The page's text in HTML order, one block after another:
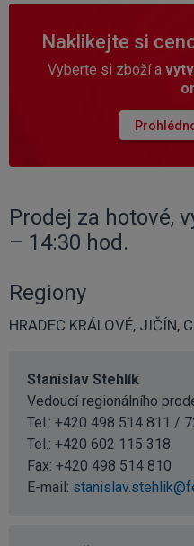
Naklikejte si
Vyberte si zboží a
Prodej za hotové,
– 14:30 hod.
Regiony
HRADEC KRÁLOVÉ, JIČÍN,
Stanislav Stehlík
Vedoucí regionálního
Tel.: +420 498 514 811 /
Tel.: +420 602 115 318
Fax: +420 498 514 810
E-mail: